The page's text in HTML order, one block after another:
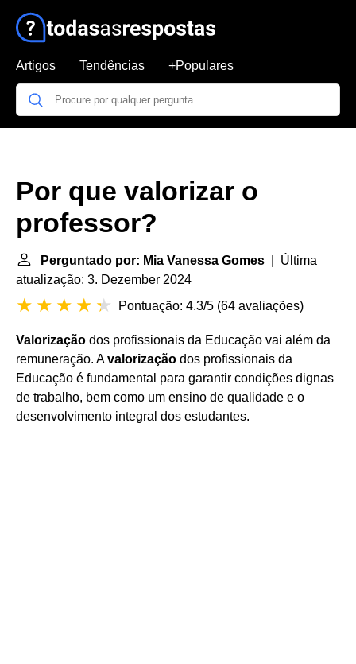
Artigos Tendências +Populares
Por que valorizar o
professor?
Perguntado por: Mia Vanessa Gomes | Última
atualização: 3. Dezember 2024
Pontuação: 4.3/5 (64 avaliações)
Valorização dos profissionais da Educação vai além da
remuneração. Avalorização dos profissionais da
Educação é fundamental para garantir condições dignas
de trabalho, bem como um ensino de qualidade e o
desenvolvimento integral dos estudantes.